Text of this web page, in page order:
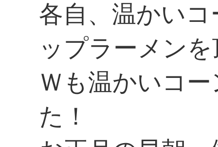
各自、温かい
ップラーメン
Ｗも温かいコ
た！